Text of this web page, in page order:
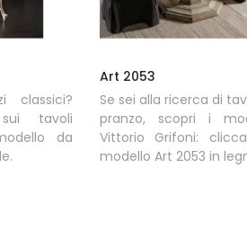
classici?
tavoli
da
Art 2053
Se sei alla ricerca di
pranzo, scopri i
Vittorio Grifoni:
modello Art 2053 in